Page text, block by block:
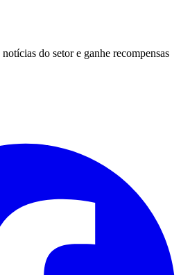
do setor e ganhe recompensas